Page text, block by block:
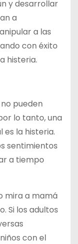
y desarrollar
a
a las
con éxito
histeria.
pueden
lo tanto, una
la histeria.
sentimientos
a tiempo
mira a mamá
Si los adultos
con el